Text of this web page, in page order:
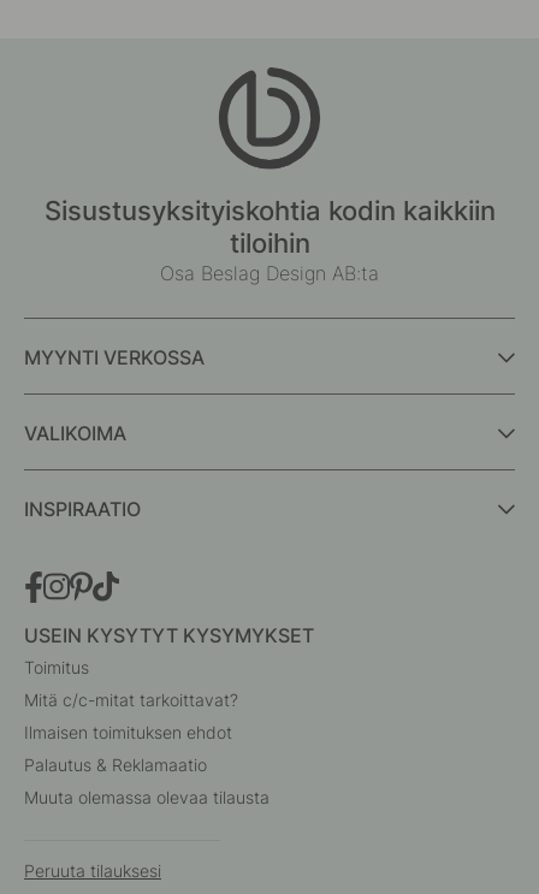
Sisustusyksityiskohtia kodin kaikkiin
tiloihin
Osa Beslag Design AB:ta
MYYNTI VERKOSSA
VALIKOIMA
INSPIRAATIO
USEIN KYSYTYT KYSYMYKSET
Toimitus
Mitä c/c-mitat tarkoittavat?
Ilmaisen toimituksen ehdot
Palautus & Reklamaatio
Muuta olemassa olevaa tilausta
Peruuta tilauksesi